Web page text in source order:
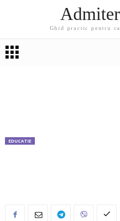
Ghid practic pentru
EDUCATIE